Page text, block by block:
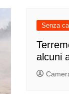
Senza
alcuni